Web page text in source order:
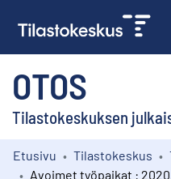
OTOS
Tilastokeskuksen
Kokoelmat
Etusivu Tilastokeskus